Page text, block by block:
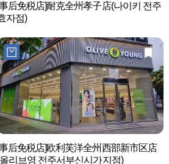
后免税店]耐克全州孝子店(나이키 전주
자점)
后免税店]欧利芙洋全州西部新市区店
리브영 전주서부신시가지점)